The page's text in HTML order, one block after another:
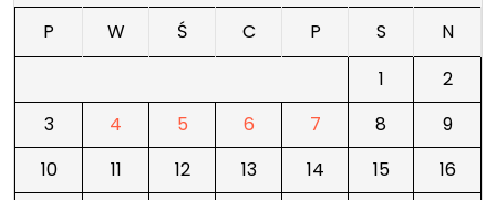
P
W Ś C P S
N
1
2
3
4 5 6 7 8
9
10
11 12 13 14 15
16